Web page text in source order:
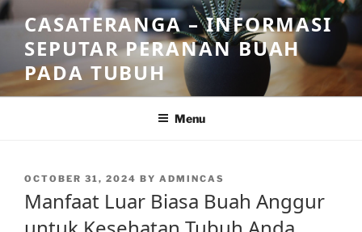
Skip
to
content
CASATERANGA – INFORMASI
SEPUTAR PERANAN BUAH
PADA TUBUH
Menu
POSTED
OCTOBER 31, 2024 BY ADMINCAS
Manfaat Luar Biasa Buah Anggur